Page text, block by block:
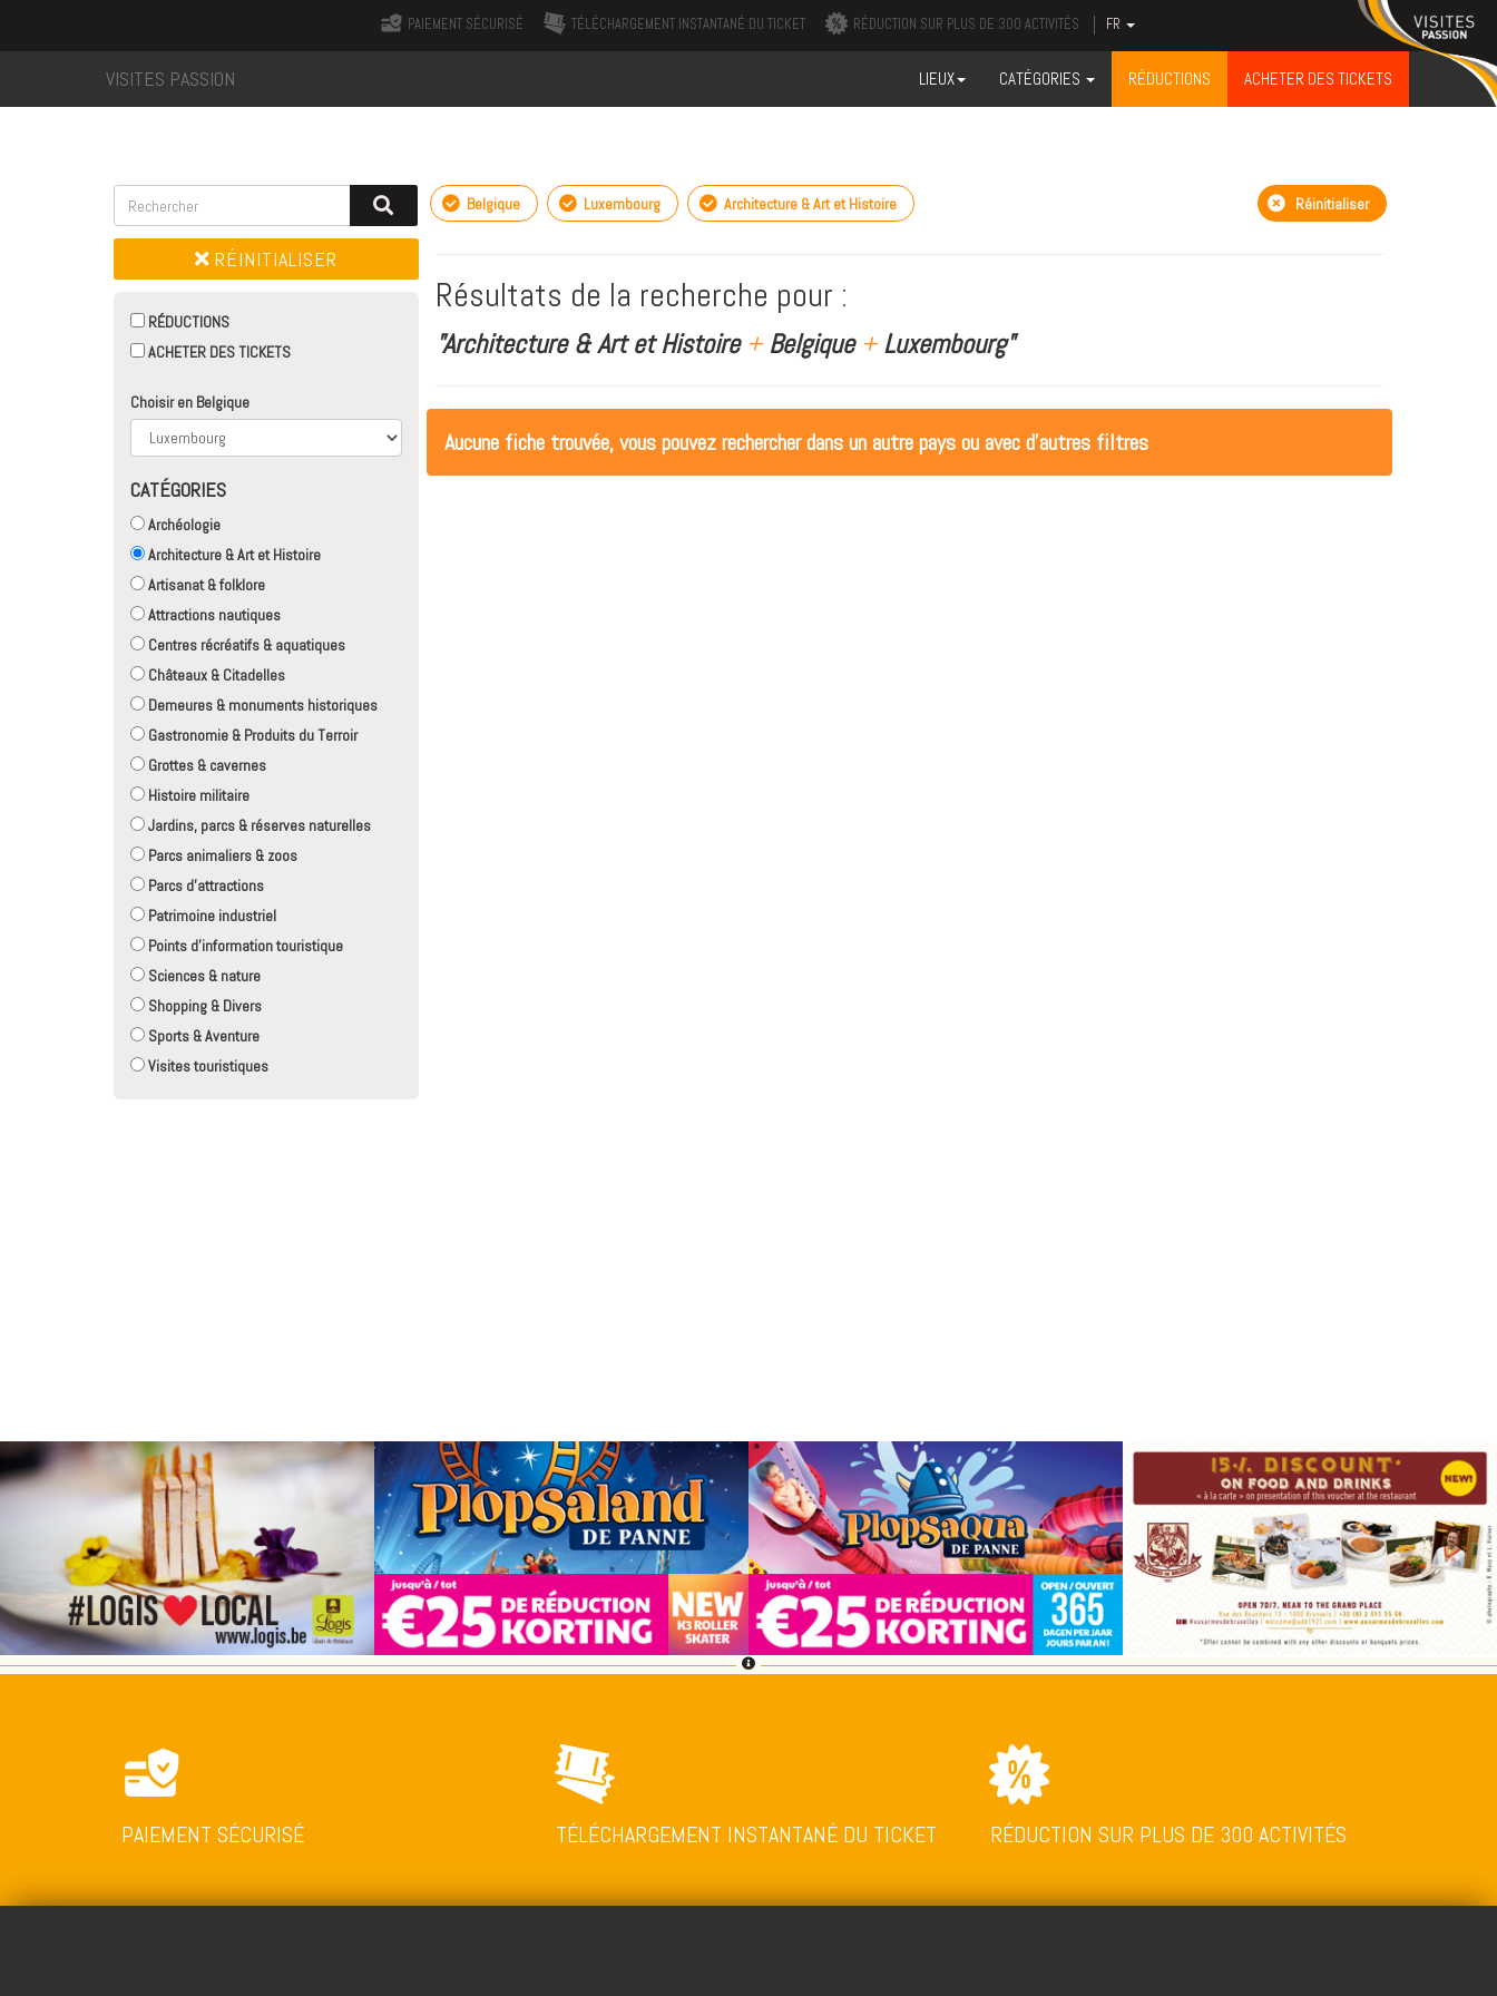
PAIEMENT SÉCURISÉ TÉLÉCHARGEMENT INSTANTANÉ DU TICKET RÉDUCTION SUR PLUS DE 300 ACTIVITÉS FR
VISITES PASSION LIEUX CATÉGORIES RÉDUCTIONS ACHETER DES TICKETS
RÉINITIALISER
RÉDUCTIONS
ACHETER DES TICKETS
Choisir en Belgique
CATÉGORIES
Archéologie
Architecture & Art et Histoire
Artisanat & folklore
Attractions nautiques
Centres récréatifs & aquatiques
Châteaux & Citadelles
Demeures & monuments historiques
Gastronomie & Produits du Terroir
Grottes & cavernes
Histoire militaire
Jardins, parcs & réserves naturelles
Parcs animaliers & zoos
Parcs d'attractions
Patrimoine industriel
Points d'information touristique
Sciences & nature
Shopping & Divers
Sports & Aventure
Visites touristiques
Belgique Luxembourg Architecture & Art et Histoire Réinitialiser
Résultats de la recherche pour :
"Architecture & Art et Histoire +Belgique +Luxembourg"
Aucune fiche trouvée, vous pouvez rechercher dans un autre pays ou avec d'autres filtres
PAIEMENT SÉCURISÉ TÉLÉCHARGEMENT INSTANTANÉ DU TICKET RÉDUCTION SUR PLUS DE 300 ACTIVITÉS